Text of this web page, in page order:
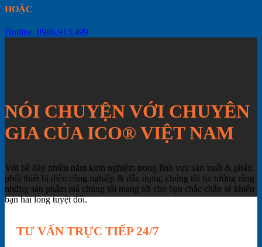
HOẶC
Hotline: 0986.913.499
NÓI CHUYỆN VỚI CHUYÊN
GIA CỦA ICO® VIỆT NAM
Với bề dày nhiều năm kinh nghiệm trong lĩnh vực sản xuất & phân
phối thiết bị điện công nghiệp & dân dụng, chúng tôi tin tưởng rằng
những sản phẩm mà chúng tôi mang tới cho bạn chắc chắn sẽ khiến
bạn hài lòng tuyệt đối.
TƯ VẤN TRỰC TIẾP 24/7